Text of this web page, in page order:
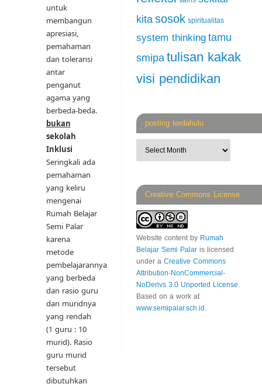
untuk
membangun
apresiasi,
pemahaman
dan toleransi
antar
penganut
agama yang
berbeda-beda.
bukan
sekolah
Inklusi
Seringkali ada
pemahaman
yang keliru
mengenai
Rumah Belajar
Semi Palar
karena
metode
pembelajarannya
yang berbeda
dan rasio guru
dan muridnya
yang rendah
(1 guru : 10
murid). Rasio
guru murid
tersebut
dibutuhkan
kitasosok spiritualitas
system thinking tamu
smipa tulisan kakak
visi pendidikan
posting terdahulu
Creative Commons License
Website contentby Rumah
Belajar Semi Palar is licensed
under a Creative Commons
Attribution-NonCommercial-
NoDerivs 3.0 Unported License.
Based on a work at
www.semipalar.sch.id .